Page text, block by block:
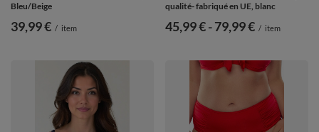
Bleu/Beige
39,99 € / item
qualité- fabriqué en UE, blanc
de
45,99 €-vers le bas
79,99 € / item